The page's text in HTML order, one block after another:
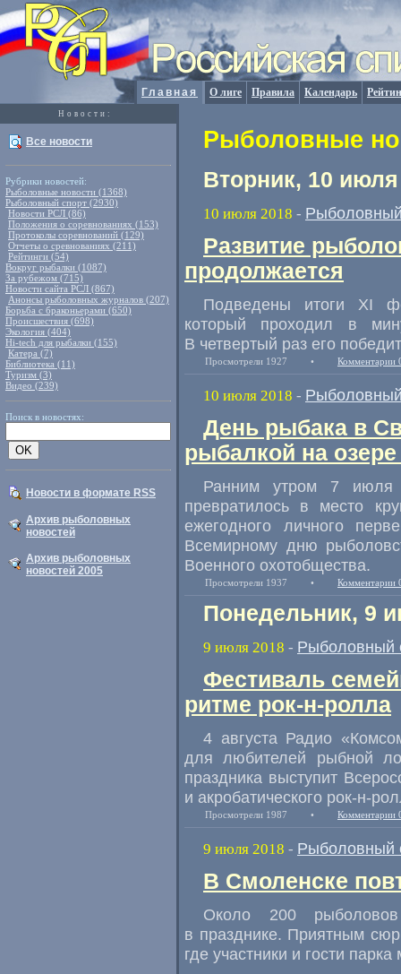
Главная О лиге Правила Календарь
Новости:
Все новости
Рубрики новостей:
Рыболовные новости (1368)
Рыболовный спорт (2930)
Новости РСЛ (86)
Положения о соревнованиях (153)
Протоколы соревнований (129)
Отчеты о сревнованиях (211)
Рейтинги (54)
Вокруг рыбалки (1087)
За рубежом (715)
Новости сайта РСЛ (867)
Анонсы рыболовных журналов (207)
Борьба с браконьерами (650)
Происшествия (698)
Экология (404)
Hi-tech для рыбалки (155)
Катера (7)
Библиотека (11)
Туризм (3)
Видео (239)
Поиск в новостях:
Новости в формате RSS
Архив рыболовных
новостей
Архив рыболовных
новостей 2005
Рыболовные
Вторник, 10 июля
10 июля 2018 -
Развитие
продолжается
Подведены итоги XI
который проходил в
В четвертый раз его
Просмотрели 1927 • Комментарии
10 июля 2018 -
День рыбака в
рыбалкой на
Ранним утром 7 июля
пpeвpaтилocь в мecтo
ежегодного личного
Всемирному дню
Военного охотобщества.
Просмотрели 1937 • Комментарии
Понедельник, 9
9 июля 2018 - Рыболовный
Фестиваль
ритме рок-н-ролла
4 августа Радио «
для любителей рыбной
праздника выступит
и акробатического рок-н-
Просмотрели 1987 • Комментарии
9 июля 2018 - Рыболовный
В Смоленске
Около 200
в празднике. Приятным
где участники и гости